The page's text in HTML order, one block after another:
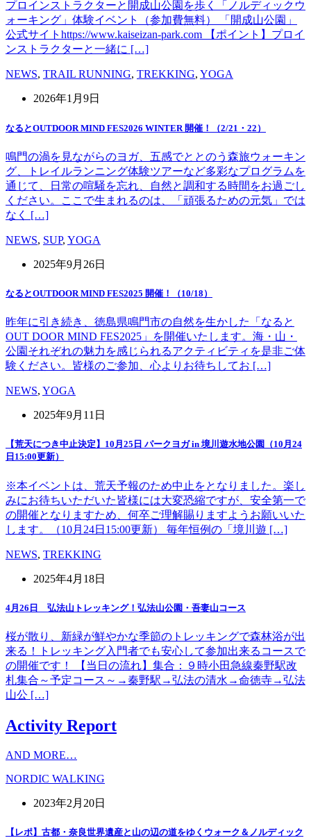
プロインストラクターと開成山公園を歩く「ノルディックウ
ォーキング」体験イベント（参加費無料） 「開成山公園」
公式サイトhttps://www.kaiseizan-park.com 【ポイント】プロイ
ンストラクターと一緒に […]
NEWS, TRAIL RUNNING, TREKKING, YOGA
2026年1月9日
なるとOUTDOOR MIND FES2026 WINTER 開催！（2/21・22）
鳴門の渦を見ながらのヨガ、五感でととのう森旅ウォーキン
グ、トレイルランニング体験ツアーなど多彩なプログラムを
通じて、日常の喧騒を忘れ、自然と調和する時間をお過ごし
ください。ここで生まれるのは、「頑張るための元気」では
なく […]
NEWS, SUP, YOGA
2025年9月26日
なるとOUTDOOR MIND FES2025 開催！（10/18）
昨年に引き続き、徳島県鳴門市の自然を生かした「なると
OUT DOOR MIND FES2025」を開催いたします。海・山・
公園それぞれの魅力を感じられるアクティビティを是非ご体
験ください。皆様のご参加、心よりお待ちしてお […]
NEWS, YOGA
2025年9月11日
【荒天につき中止決定】10月25日 パークヨガ in 境川遊水地公園（10月24
日15:00更新）
※本イベントは、荒天予報のため中止をとなりました。楽し
みにお待ちいただいた皆様には大変恐縮ですが、安全第一で
の開催となりますため、何卒ご理解賜りますようお願いいた
します。（10月24日15:00更新） 毎年恒例の「境川遊 […]
NEWS, TREKKING
2025年4月18日
4月26日 弘法山トレッキング！弘法山公園・吾妻山コース
桜が散り、新緑が鮮やかな季節のトレッキングで森林浴が出
来る！トレッキング入門者でも安心して参加出来るコースで
の開催です！ 【当日の流れ】集合：９時小田急線秦野駅改
札集合～予定コース～→秦野駅→弘法の清水→命徳寺→弘法
山公 […]
Activity Report
AND MORE…
NORDIC WALKING
2023年2月20日
【レポ】古都・奈良世界遺産と山の辺の道をゆくウォーク＆ノルディック